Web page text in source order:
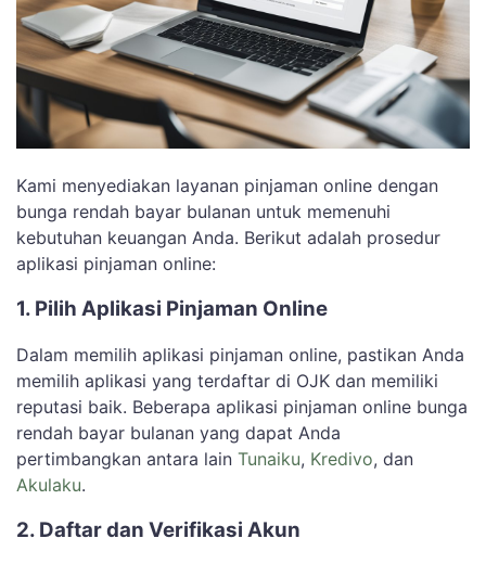
Kami menyediakan layanan pinjaman online dengan
bunga rendah bayar bulanan untuk memenuhi
kebutuhan keuangan Anda. Berikut adalah prosedur
aplikasi pinjaman online:
1. Pilih Aplikasi Pinjaman Online
Dalam memilih aplikasi pinjaman online, pastikan Anda
memilih aplikasi yang terdaftar di OJK dan memiliki
reputasi baik. Beberapa aplikasi pinjaman online bunga
rendah bayar bulanan yang dapat Anda
pertimbangkan antara lain Tunaiku, Kredivo, dan
Akulaku.
2. Daftar dan Verifikasi Akun